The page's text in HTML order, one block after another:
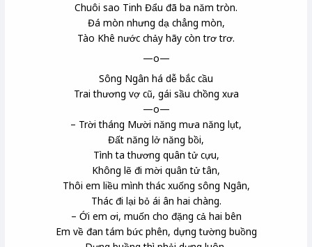
Chuôi sao Tinh Đẩu đã ba năm tròn.
Đá mòn nhưng dạ chẳng mòn,
Tào Khê nước chảy hãy còn trơ trơ.
—o—
Sông Ngân há dễ bắc cầu
Trai thương vợ cũ, gái sầu chồng xưa
—o—
– Trời tháng Mười năng mưa năng lụt,
Đất năng lở năng bồi,
Tình ta thương quân tử cựu,
Không lẽ đi mời quân tử tân,
Thôi em liều mình thác xuống sông Ngân,
Thác đi lại bỏ ái ân hai chàng.
– Ới em ơi, muốn cho đặng cả hai bên
Em về đan tám bức phên, dựng tường buồng